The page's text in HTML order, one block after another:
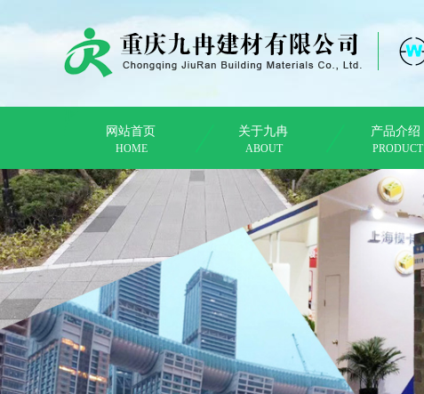
HOME ABOUT PRODUCT
网站首页 关于九冉 产品介绍